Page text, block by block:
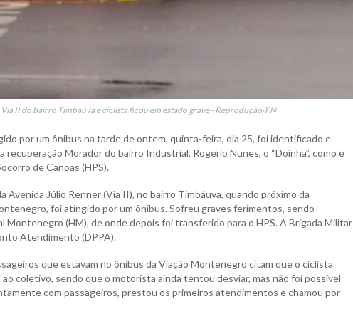
II do bairro Timbaúva e ciclista ficou em estado grave - Reprodução/FN
por um ônibus na tarde de ontem, quinta-feira, dia 25, foi identificado e
Morador do bairro Industrial, Rogério Nunes, o “Doinha”, como é
de Canoas (HPS).
Júlio Renner (Via II), no bairro Timbáuva, quando próximo da
foi atingido por um ônibus. Sofreu graves ferimentos, sendo
Montenegro (HM), de onde depois foi transferido para o HPS. A Brigada Militar
Atendimento (DPPA).
que estavam no ônibus da Viação Montenegro citam que o ciclista
coletivo, sendo que o motorista ainda tentou desviar, mas não foi possível
com passageiros, prestou os primeiros atendimentos e chamou por